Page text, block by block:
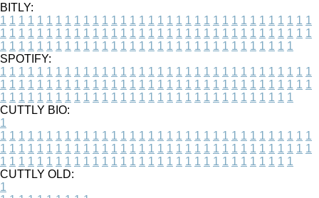
BITLY:
1 1 1 1 1 1 1 1 1 1 1 1 1 1 1 1 1 1 1 1 1 1 1 1 1 1 1 1 1 1 1 1 1 1
1 1 1 1 1 1 1 1 1 1 1 1 1 1 1 1 1 1 1 1 1 1 1 1 1 1 1 1 1 1 1 1 1 1
1 1 1 1 1 1 1 1 1 1 1 1 1 1 1 1 1 1 1 1 1 1 1 1 1 1 1 1 1 1 1 1
SPOTIFY:
1 1 1 1 1 1 1 1 1 1 1 1 1 1 1 1 1 1 1 1 1 1 1 1 1 1 1 1 1 1 1 1 1 1
1 1 1 1 1 1 1 1 1 1 1 1 1 1 1 1 1 1 1 1 1 1 1 1 1 1 1 1 1 1 1 1 1 1
1 1 1 1 1 1 1 1 1 1 1 1 1 1 1 1 1 1 1 1 1 1 1 1 1 1 1 1 1 1 1 1
CUTTLY BIO:
1
1 1 1 1 1 1 1 1 1 1 1 1 1 1 1 1 1 1 1 1 1 1 1 1 1 1 1 1 1 1 1 1 1 1
1 1 1 1 1 1 1 1 1 1 1 1 1 1 1 1 1 1 1 1 1 1 1 1 1 1 1 1 1 1 1 1 1 1
1 1 1 1 1 1 1 1 1 1 1 1 1 1 1 1 1 1 1 1 1 1 1 1 1 1 1 1 1 1 1 1
CUTTLY OLD:
1